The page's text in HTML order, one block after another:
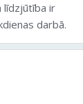
līdzjūtība ir
darbā.